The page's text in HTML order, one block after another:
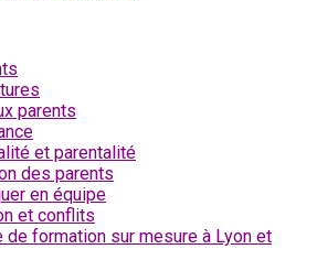
parents
et parentalité
des parents
en équipe
et conflits
de formation sur mesure à Lyon et